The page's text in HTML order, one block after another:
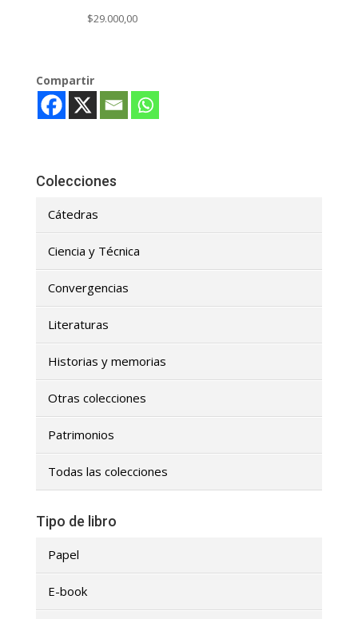
$29.000,00
Compartir
Colecciones
Cátedras
Ciencia y Técnica
Convergencias
Literaturas
Historias y memorias
Otras colecciones
Patrimonios
Todas las colecciones
Tipo de libro
Papel
E-book